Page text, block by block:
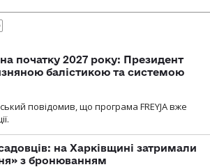
початку 2027 року: Президент
балістикою та системою
повідомив, що програма FREYJA вже
на Харківщині затримали
з бронюванням